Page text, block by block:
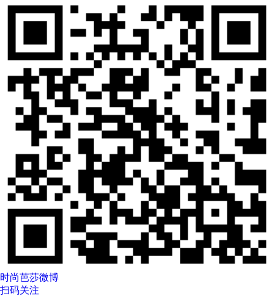
时尚芭莎微博
扫码关注